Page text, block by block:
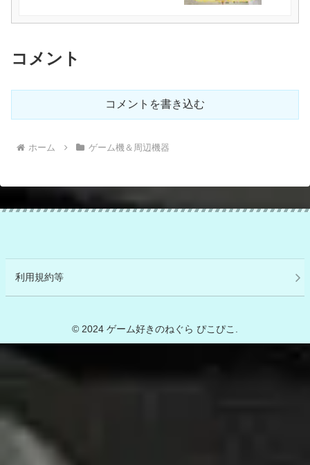
コメント
コメントを書き込む
ホーム ゲーム機＆周辺機器
利用規約等
© 2024 ゲーム好きのねぐら ぴこぴこ.